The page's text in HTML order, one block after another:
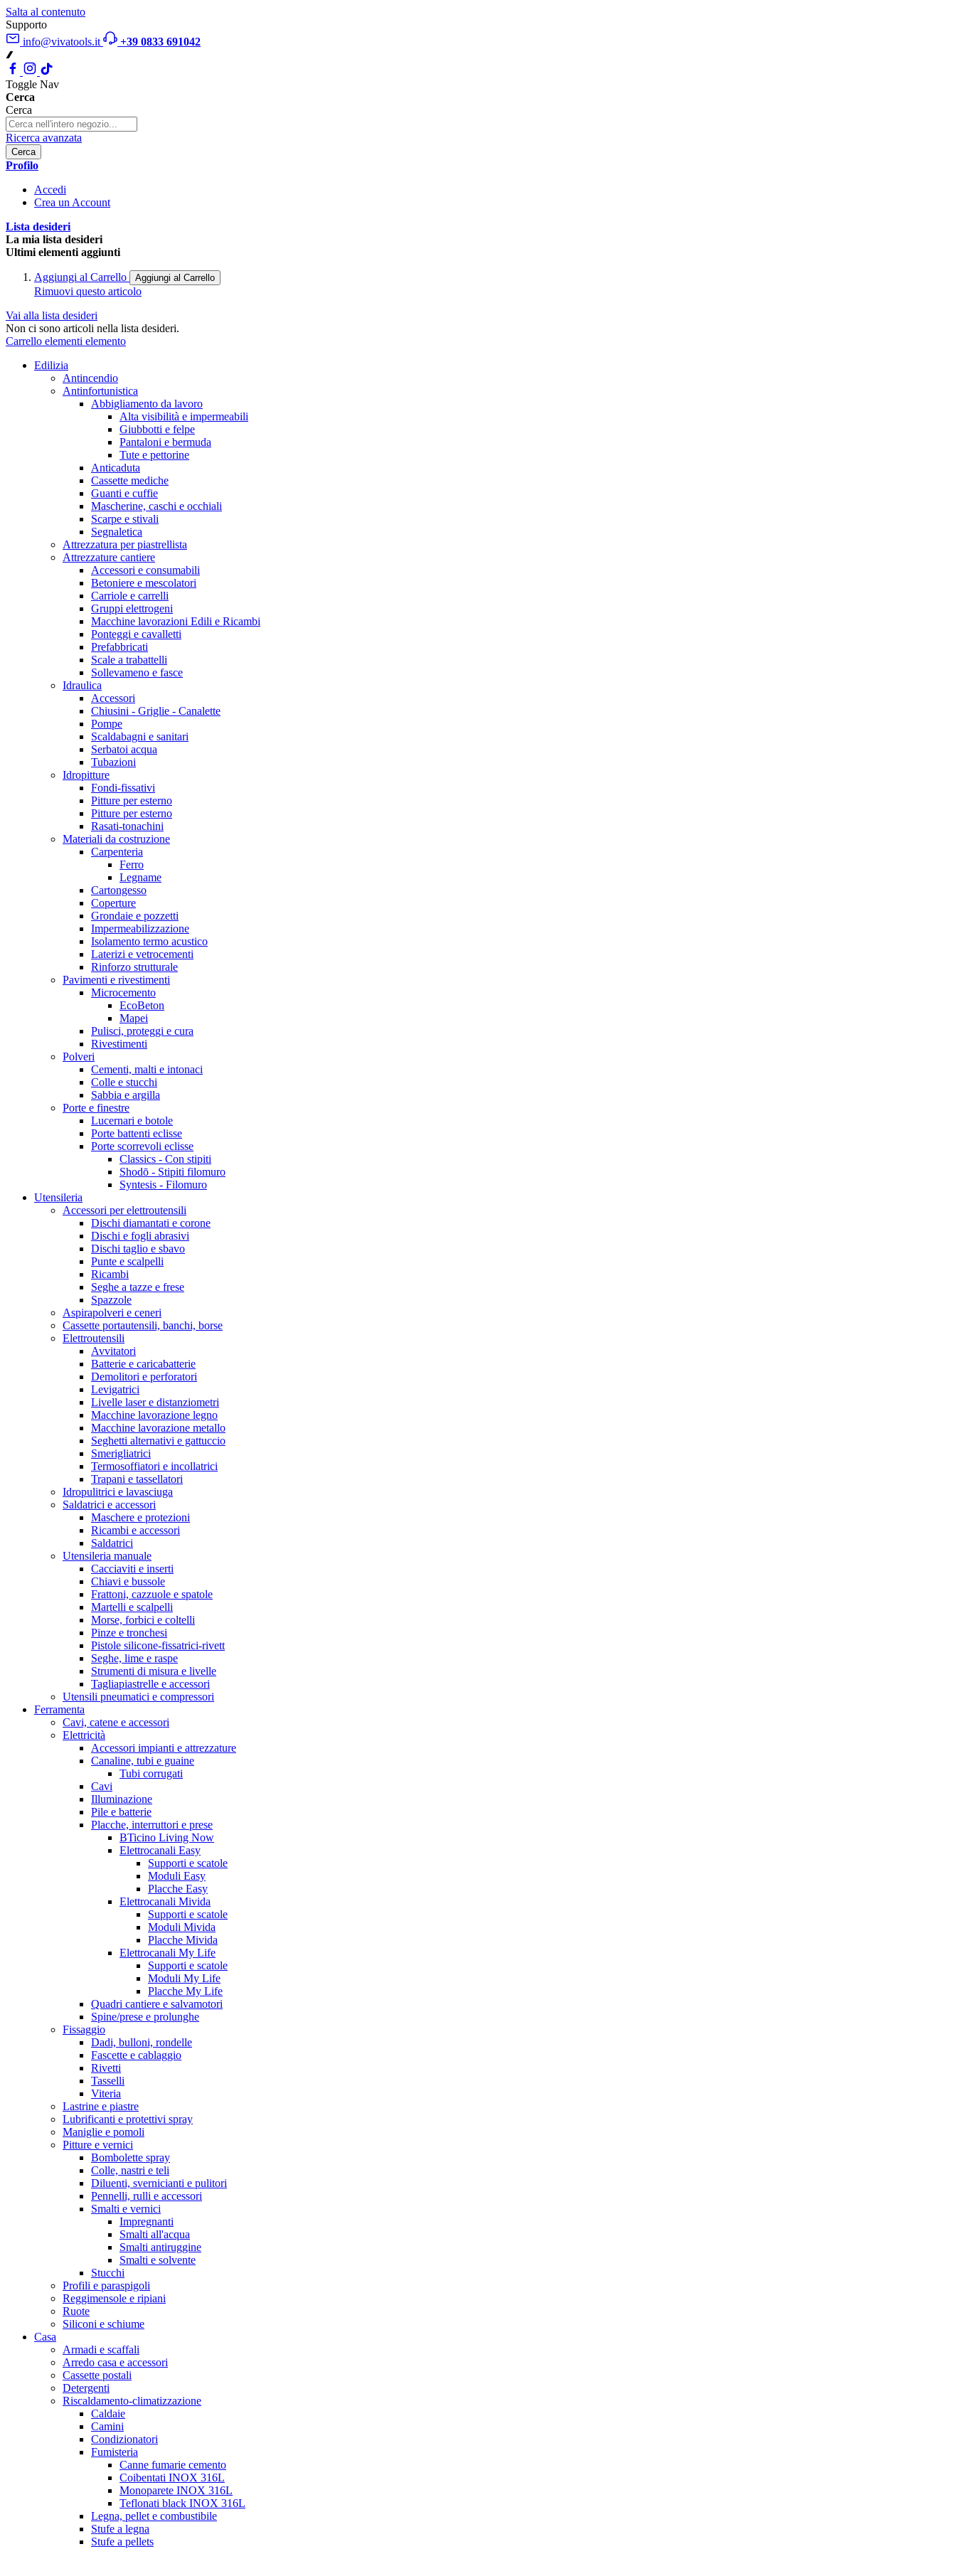
Salta al contenuto
Supporto
info@vivatools.it
+39 0833 691042
Toggle Nav
Cerca
Cerca
Ricerca avanzata
Cerca
Profilo
Accedi
Crea un Account
Lista desideri
La mia lista desideri
Ultimi elementi aggiunti
Aggiungi al Carrello Aggiungi al Carrello
Rimuovi questo articolo
Vai alla lista desideri
Non ci sono articoli nella lista desideri.
Carrello elementi elemento
Edilizia
Antincendio
Antinfortunistica
Abbigliamento da lavoro
Alta visibilità e impermeabili
Giubbotti e felpe
Pantaloni e bermuda
Tute e pettorine
Anticaduta
Cassette mediche
Guanti e cuffie
Mascherine, caschi e occhiali
Scarpe e stivali
Segnaletica
Attrezzatura per piastrellista
Attrezzature cantiere
Accessori e consumabili
Betoniere e mescolatori
Carriole e carrelli
Gruppi elettrogeni
Macchine lavorazioni Edili e Ricambi
Ponteggi e cavalletti
Prefabbricati
Scale a trabattelli
Sollevameno e fasce
Idraulica
Accessori
Chiusini - Griglie - Canalette
Pompe
Scaldabagni e sanitari
Serbatoi acqua
Tubazioni
Idropitture
Fondi-fissativi
Pitture per esterno
Pitture per esterno
Rasati-tonachini
Materiali da costruzione
Carpenteria
Ferro
Legname
Cartongesso
Coperture
Grondaie e pozzetti
Impermeabilizzazione
Isolamento termo acustico
Laterizi e vetrocementi
Rinforzo strutturale
Pavimenti e rivestimenti
Microcemento
EcoBeton
Mapei
Pulisci, proteggi e cura
Rivestimenti
Polveri
Cementi, malti e intonaci
Colle e stucchi
Sabbia e argilla
Porte e finestre
Lucernari e botole
Porte battenti eclisse
Porte scorrevoli eclisse
Classics - Con stipiti
Shodō - Stipiti filomuro
Syntesis - Filomuro
Utensileria
Accessori per elettroutensili
Dischi diamantati e corone
Dischi e fogli abrasivi
Dischi taglio e sbavo
Punte e scalpelli
Ricambi
Seghe a tazze e frese
Spazzole
Aspirapolveri e ceneri
Cassette portautensili, banchi, borse
Elettroutensili
Avvitatori
Batterie e caricabatterie
Demolitori e perforatori
Levigatrici
Livelle laser e distanziometri
Macchine lavorazione legno
Macchine lavorazione metallo
Seghetti alternativi e gattuccio
Smerigliatrici
Termosoffiatori e incollatrici
Trapani e tassellatori
Idropulitrici e lavasciuga
Saldatrici e accessori
Maschere e protezioni
Ricambi e accessori
Saldatrici
Utensileria manuale
Cacciaviti e inserti
Chiavi e bussole
Frattoni, cazzuole e spatole
Martelli e scalpelli
Morse, forbici e coltelli
Pinze e tronchesi
Pistole silicone-fissatrici-rivett
Seghe, lime e raspe
Strumenti di misura e livelle
Tagliapiastrelle e accessori
Utensili pneumatici e compressori
Ferramenta
Cavi, catene e accessori
Elettricità
Accessori impianti e attrezzature
Canaline, tubi e guaine
Tubi corrugati
Cavi
Illuminazione
Pile e batterie
Placche, interruttori e prese
BTicino Living Now
Elettrocanali Easy
Supporti e scatole
Moduli Easy
Placche Easy
Elettrocanali Mivida
Supporti e scatole
Moduli Mivida
Placche Mivida
Elettrocanali My Life
Supporti e scatole
Moduli My Life
Placche My Life
Quadri cantiere e salvamotori
Spine/prese e prolunghe
Fissaggio
Dadi, bulloni, rondelle
Fascette e cablaggio
Rivetti
Tasselli
Viteria
Lastrine e piastre
Lubrificanti e protettivi spray
Maniglie e pomoli
Pitture e vernici
Bombolette spray
Colle, nastri e teli
Diluenti, svernicianti e pulitori
Pennelli, rulli e accessori
Smalti e vernici
Impregnanti
Smalti all'acqua
Smalti antiruggine
Smalti e solvente
Stucchi
Profili e paraspigoli
Reggimensole e ripiani
Ruote
Siliconi e schiume
Casa
Armadi e scaffali
Arredo casa e accessori
Cassette postali
Detergenti
Riscaldamento-climatizzazione
Caldaie
Camini
Condizionatori
Fumisteria
Canne fumarie cemento
Coibentati INOX 316L
Monoparete INOX 316L
Teflonati black INOX 316L
Legna, pellet e combustibile
Stufe a legna
Stufe a pellets